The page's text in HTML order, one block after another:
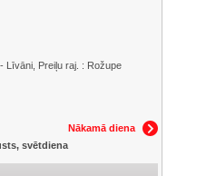
Līvāni, Preiļu raj. : Rožupe
Nākamā diena
svētdiena